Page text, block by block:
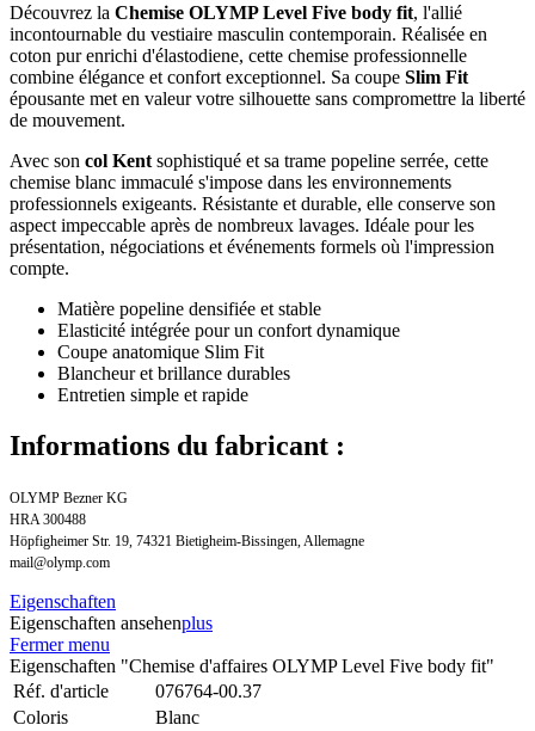
Découvrez la Chemise OLYMP Level Five body fit, l'allié
incontournable du vestiaire masculin contemporain. Réalisée en
coton pur enrichi d'élastodiene, cette chemise professionnelle
combine élégance et confort exceptionnel. Sa coupe Slim Fit
épousante met en valeur votre silhouette sans compromettre la liberté
de mouvement.
Avec son col Kent sophistiqué et sa trame popeline serrée, cette
chemise blanc immaculé s'impose dans les environnements
professionnels exigeants. Résistante et durable, elle conserve son
aspect impeccable après de nombreux lavages. Idéale pour les
présentation, négociations et événements formels où l'impression
compte.
Matière popeline densifiée et stable
Elasticité intégrée pour un confort dynamique
Coupe anatomique Slim Fit
Blancheur et brillance durables
Entretien simple et rapide
Informations du fabricant :
OLYMP Bezner KG
HRA 300488
Höpfigheimer Str. 19, 74321 Bietigheim-Bissingen, Allemagne
mail@olymp.com
Eigenschaften
Eigenschaften ansehenplus
Fermer menu
Eigenschaften "Chemise d'affaires OLYMP Level Five body fit"
Réf. d'article
076764-00.37
Coloris
Blanc